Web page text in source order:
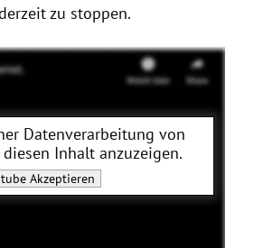
zu stoppen.
Datenverarbeitung von
Inhalt anzuzeigen.
Akzeptieren